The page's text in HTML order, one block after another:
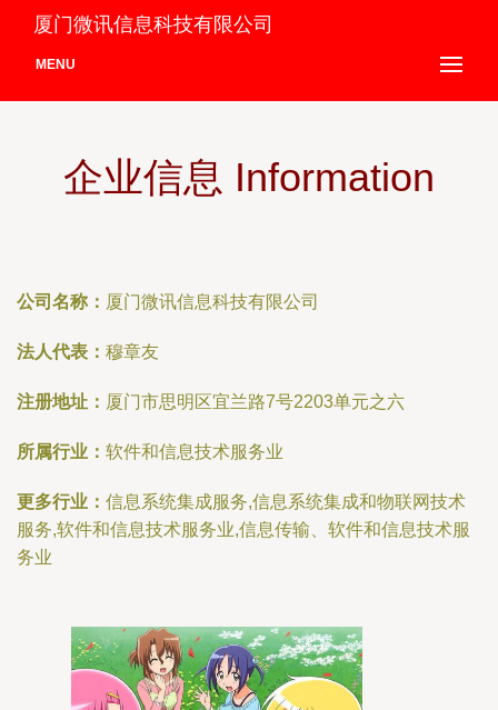
厦门微讯信息科技有限公司
MENU
企业信息 Information
公司名称： 厦门微讯信息科技有限公司
法人代表： 穆章友
注册地址： 厦门市思明区宜兰路7号2203单元之六
所属行业： 软件和信息技术服务业
更多行业： 信息系统集成服务,信息系统集成和物联网技术
服务,软件和信息技术服务业,信息传输、软件和信息技术服
务业